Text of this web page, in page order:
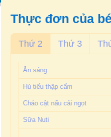
Thực đơn của
Thứ 2 Thứ 3
Ăn sáng
Hủ tiếu thập cẩm
Cháo cật nấu cải ngọt
Sữa Nuti